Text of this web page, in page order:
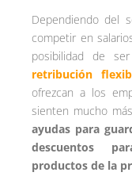
Dependiendo del
competir en
posibilidad de
retribución
ofrezcan a los
sienten mucho
ayudas para
descuentos
productos de la